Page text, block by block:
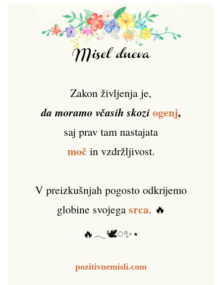
Zakon življenja je,
da moramo včasih skoziogenj,
saj prav tam nastajata
močin vzdržljivost.
V preizkušnjah pogosto odkrijemo
globine svojega srca. 🔥
🔥𓂃🕊️𓏸✨⋆
pozitivnemisli.com